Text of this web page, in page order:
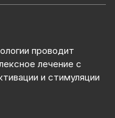
проводит
лечение с
и стимуляции